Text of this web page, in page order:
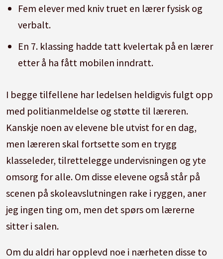
Fem elever med kniv truet en lærer fysisk og
verbalt.
En 7. klassing hadde tatt kvelertak på en lærer
etter å ha fått mobilen inndratt.
I begge tilfellene har ledelsen heldigvis fulgt opp
med politianmeldelse og støtte til læreren.
Kanskje noen av elevene ble utvist for en dag,
men læreren skal fortsette som en trygg
klasseleder, tilrettelegge undervisningen og yte
omsorg for alle. Om disse elevene også står på
scenen på skoleavslutningen rake i ryggen, aner
jeg ingen ting om, men det spørs om lærerne
sitter i salen.
Om du aldri har opplevd noe i nærheten disse to